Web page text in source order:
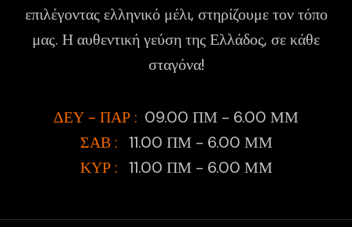
επιλέγοντας ελληνικό μέλι, στηρίζουμε τον τόπο
μας. Η αυθεντική γεύση της Ελλάδος, σε κάθε
σταγόνα!
ΔΕΥ - ΠΑΡ : 09.00 ΠΜ - 6.00 ΜΜ
ΣΑΒ : 11.00 ΠΜ - 6.00 ΜΜ
ΚΥΡ : 11.00 ΠΜ - 6.00 ΜΜ